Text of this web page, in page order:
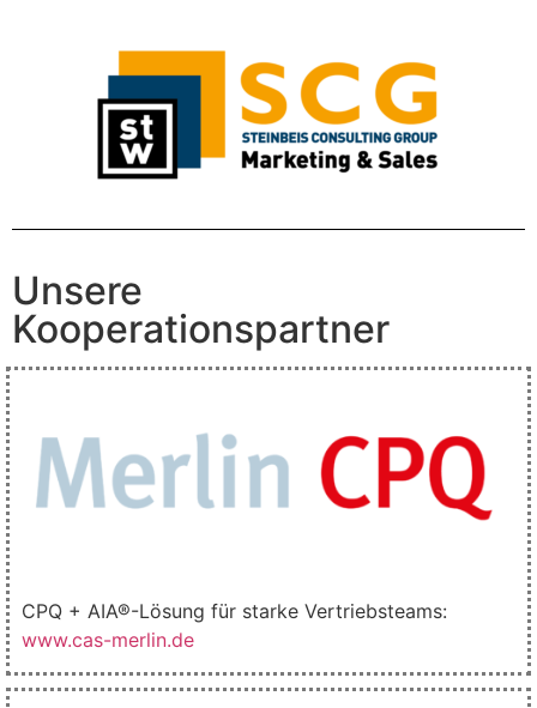
Unsere
Kooperationspartner
CPQ + AIA®-Lösung für starke Vertriebsteams:
www.cas-merlin.de